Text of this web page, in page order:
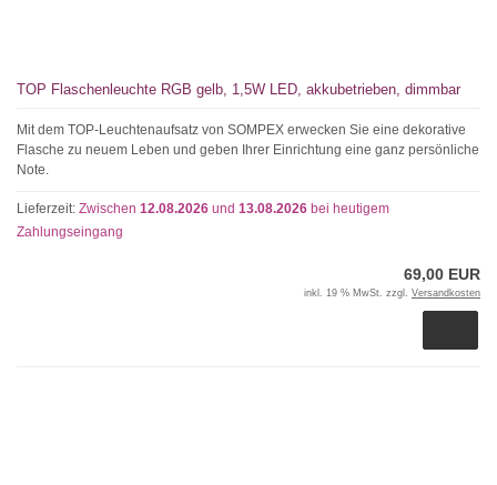
TOP Flaschenleuchte RGB gelb, 1,5W LED, akkubetrieben, dimmbar
Mit dem TOP-Leuchtenaufsatz von SOMPEX erwecken Sie eine dekorative
Flasche zu neuem Leben und geben Ihrer Einrichtung eine ganz persönliche
Note.
Lieferzeit: Zwischen 12.08.2026 und 13.08.2026 bei heutigem
Zahlungseingang
69,00 EUR
inkl. 19 % MwSt. zzgl. Versandkosten